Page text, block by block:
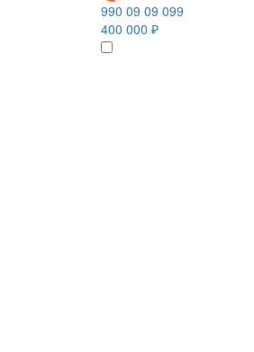
990 09 09 099
400 000 ₽